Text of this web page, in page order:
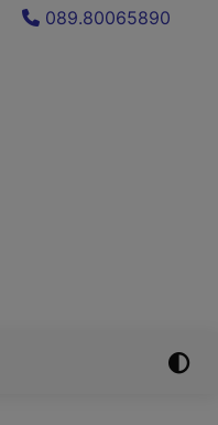
089.80065890